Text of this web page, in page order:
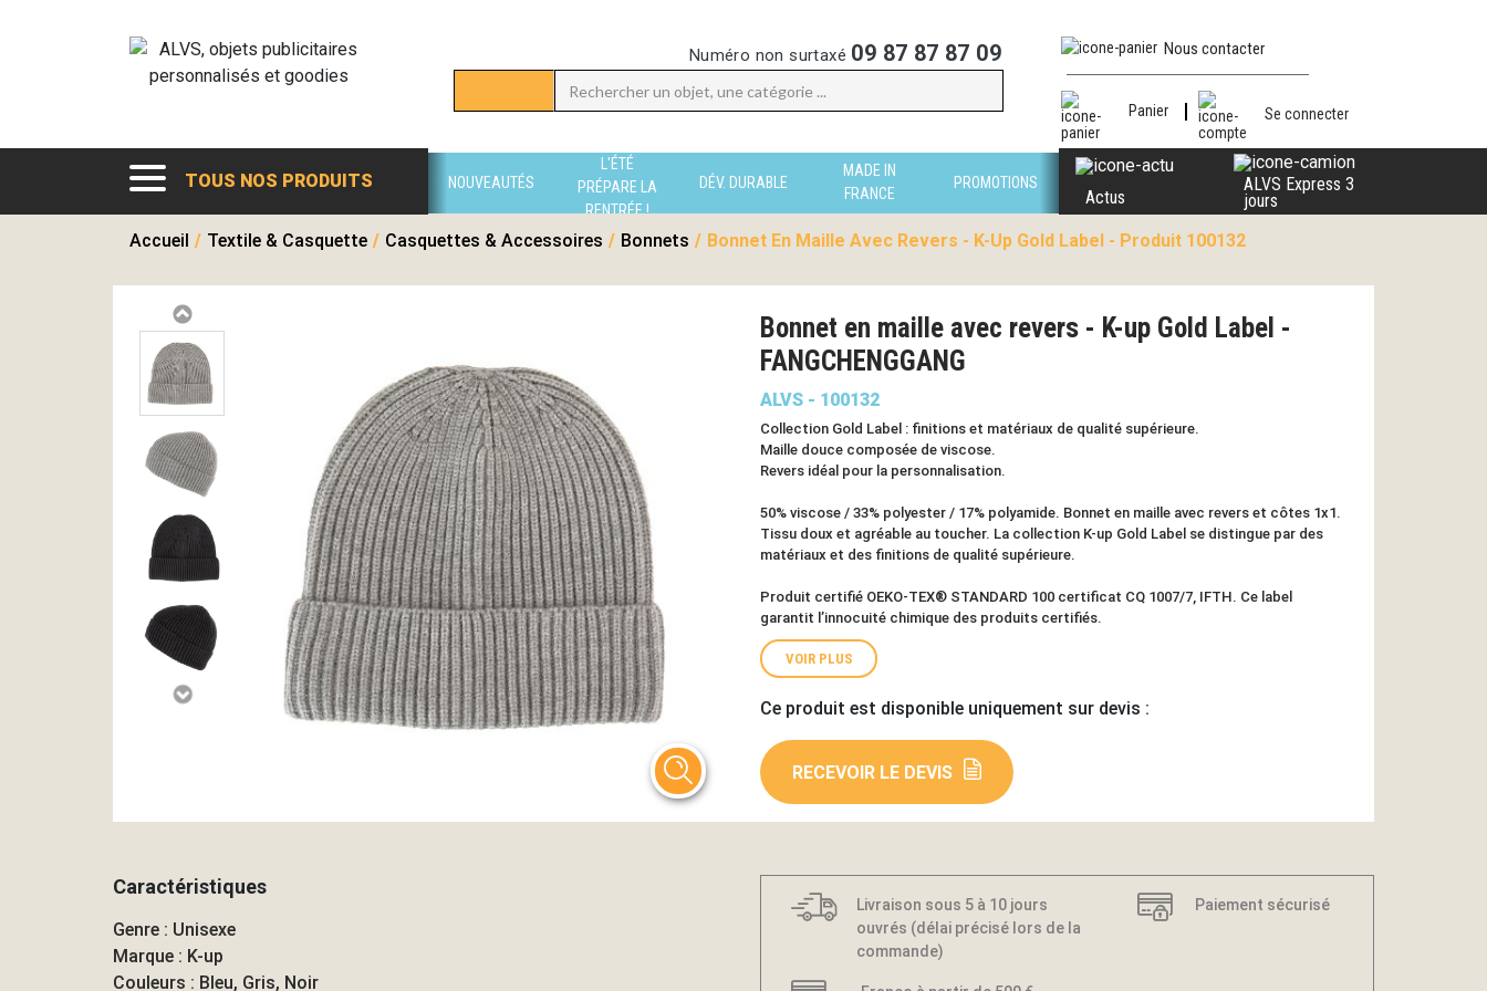
Numéro non surtaxé 09 87 87 87 09 Nous contacter
Panier Se connecter
TOUS NOS PRODUITS NOUVEAUTÉS
L'ÉTÉ
PRÉPARE LA
RENTRÉE !
DÉV. DURABLE
MADE IN
FRANCE
PROMOTIONS
Actus
ALVS Express 3
jours
Accueil / Textile & Casquette / Casquettes & Accessoires / Bonnets / Bonnet En Maille Avec Revers - K-Up Gold Label - Produit 100132
Bonnet en maille avec revers - K-up Gold Label -
FANGCHENGGANG
ALVS - 100132
Collection Gold Label : finitions et matériaux de qualité supérieure.
Maille douce composée de viscose.
Revers idéal pour la personnalisation.
50% viscose / 33% polyester / 17% polyamide. Bonnet en maille avec revers et côtes 1x1.
Tissu doux et agréable au toucher. La collection K-up Gold Label se distingue par des
matériaux et des finitions de qualité supérieure.
Produit certifié OEKO-TEX® STANDARD 100 certificat CQ 1007/7, IFTH. Ce label
garantit l’innocuité chimique des produits certifiés.
VOIR PLUS
Ce produit est disponible uniquement sur devis :
RECEVOIR LE DEVIS
Caractéristiques
Genre : Unisexe
Marque : K-up
Couleurs : Bleu, Gris, Noir
Livraison sous 5 à 10 jours
ouvrés (délai précisé lors de la
commande)
Paiement sécurisé